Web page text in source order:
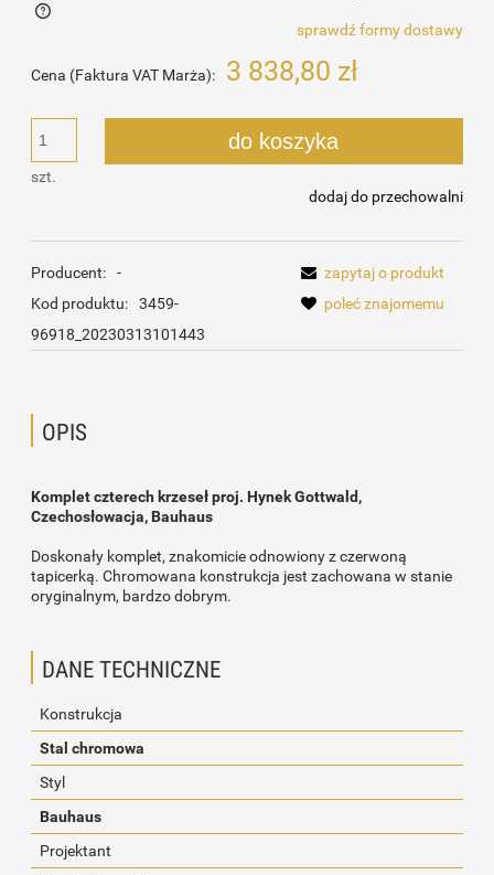
Cena nie zawiera ewentualnych kosztów płatnościsprawdź formy dostawy
Cena (Faktura VAT Marża): 3 838,80 zł
szt.
do koszyka
dodaj do przechowalni
Producent:
-
Kod produktu:
3459-
96918_20230313101443
zapytaj o produkt
poleć znajomemu
OPIS
Komplet czterech krzeseł proj. Hynek Gottwald,
Czechosłowacja, Bauhaus
Doskonały komplet, znakomicie odnowiony z czerwoną
tapicerką. Chromowana konstrukcja jest zachowana w stanie
oryginalnym, bardzo dobrym.
DANE TECHNICZNE
Konstrukcja
Stal chromowa
Styl
Bauhaus
Projektant